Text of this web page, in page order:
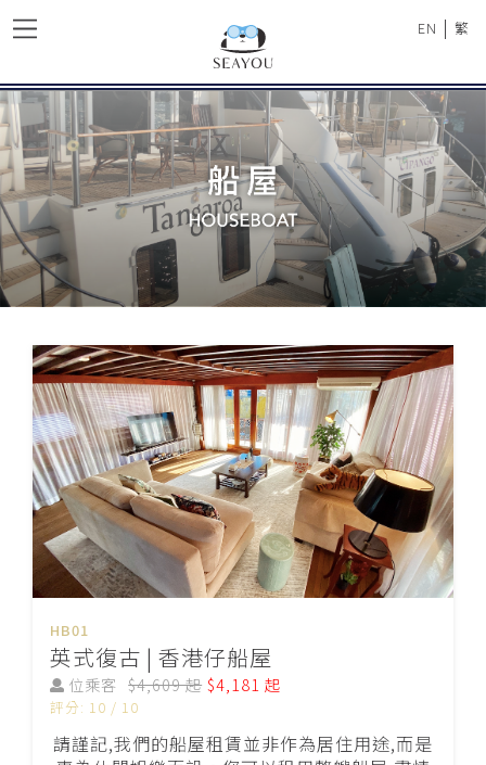
EN | 繁
HB01
英式復古 | 香港仔船屋
位乘客 $4,609 起 $4,181 起
評分: 10 / 10
請謹記,我們的船屋租賃並非作為居住用途,而是